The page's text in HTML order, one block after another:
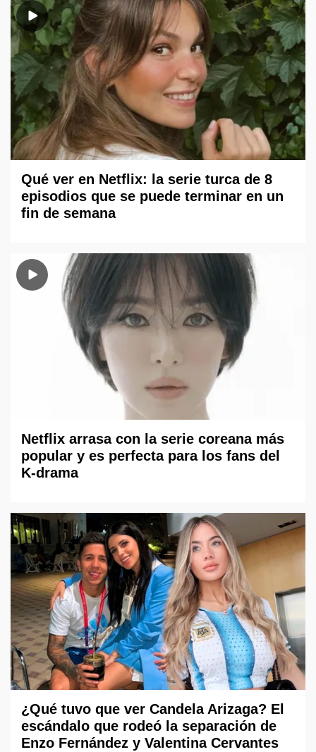
Qué ver en Netflix: la serie turca de 8
episodios que se puede terminar en un
fin de semana
Netflix arrasa con la serie coreana más
popular y es perfecta para los fans del
K-drama
¿Qué tuvo que ver Candela Arizaga? El
escándalo que rodeó la separación de
Enzo Fernández y Valentina Cervantes